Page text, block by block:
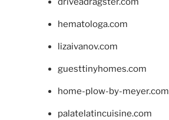
hematologa.com
lizaivanov.com
guesttinyhomes.com
home-plow-by-meyer.com
palatelatincuisine.com